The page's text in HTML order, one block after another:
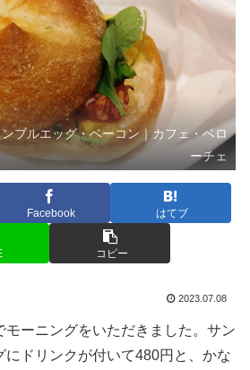
ブルエッグ・ベーコン｜カフェ・ベロ
ーチェ
Facebook はてブ
コピー
2023.07.08
モーニングをいただきました。サン
にドリンクが付いて480円と、かな